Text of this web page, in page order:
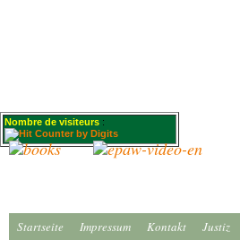
Nombre de visiteurs :
Startseite Impressum Kontakt Justiz